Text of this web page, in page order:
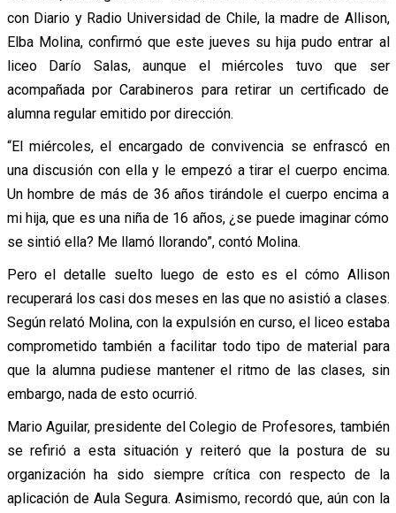
con Diario y Radio Universidad de Chile, la madre de Allison,
Elba Molina, confirmó que este jueves su hija pudo entrar al
liceo Darío Salas, aunque el miércoles tuvo que ser
acompañada por Carabineros para retirar un certificado de
alumna regular emitido por dirección.
“El miércoles, el encargado de convivencia se enfrascó en
una discusión con ella y le empezó a tirar el cuerpo encima.
Un hombre de más de 36 años tirándole el cuerpo encima a
mi hija, que es una niña de 16 años, ¿se puede imaginar cómo
se sintió ella? Me llamó llorando”, contó Molina.
Pero el detalle suelto luego de esto es el cómo Allison
recuperará los casi dos meses en las que no asistió a clases.
Según relató Molina, con la expulsión en curso, el liceo estaba
comprometido también a facilitar todo tipo de material para
que la alumna pudiese mantener el ritmo de las clases, sin
embargo, nada de esto ocurrió.
Mario Aguilar, presidente del Colegio de Profesores, también
se refirió a esta situación y reiteró que la postura de su
organización ha sido siempre crítica con respecto de la
aplicación de Aula Segura. Asimismo, recordó que, aún con la